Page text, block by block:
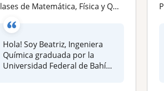
Clases de Matemática, Física y Química | Ingeniera Química
Hola! Soy Beatriz, Ingeniera
Química graduada por la
Universidad Federal de Bahía